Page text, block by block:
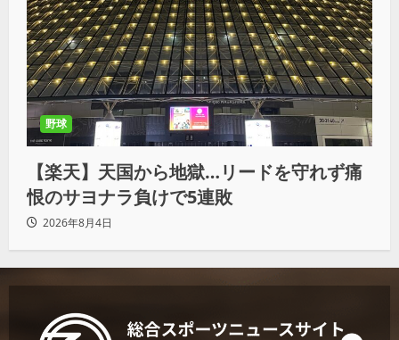
野球
【楽天】天国から地獄…リードを守れず痛
恨のサヨナラ負けで5連敗
2026年8月4日